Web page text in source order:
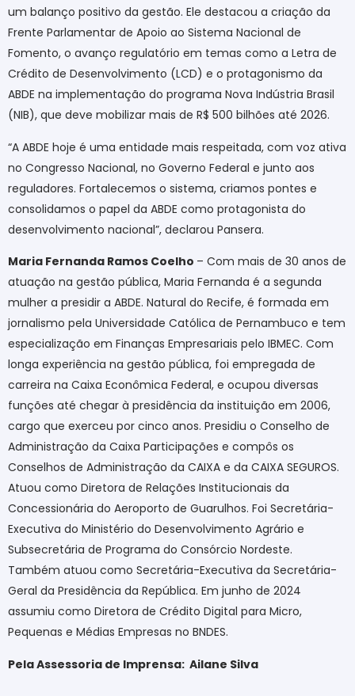
um balanço positivo da gestão. Ele destacou a criação da
Frente Parlamentar de Apoio ao Sistema Nacional de
Fomento, o avanço regulatório em temas como a Letra de
Crédito de Desenvolvimento (LCD) e o protagonismo da
ABDE na implementação do programa Nova Indústria Brasil
(NIB), que deve mobilizar mais de R$ 500 bilhões até 2026.
“A ABDE hoje é uma entidade mais respeitada, com voz ativa
no Congresso Nacional, no Governo Federal e junto aos
reguladores. Fortalecemos o sistema, criamos pontes e
consolidamos o papel da ABDE como protagonista do
desenvolvimento nacional”, declarou Pansera.
Maria Fernanda Ramos Coelho – Com mais de 30 anos de
atuação na gestão pública, Maria Fernanda é a segunda
mulher a presidir a ABDE. Natural do Recife, é formada em
jornalismo pela Universidade Católica de Pernambuco e tem
especialização em Finanças Empresariais pelo IBMEC. Com
longa experiência na gestão pública, foi empregada de
carreira na Caixa Econômica Federal, e ocupou diversas
funções até chegar à presidência da instituição em 2006,
cargo que exerceu por cinco anos. Presidiu o Conselho de
Administração da Caixa Participações e compôs os
Conselhos de Administração da CAIXA e da CAIXA SEGUROS.
Atuou como Diretora de Relações Institucionais da
Concessionária do Aeroporto de Guarulhos. Foi Secretária-
Executiva do Ministério do Desenvolvimento Agrário e
Subsecretária de Programa do Consórcio Nordeste.
Também atuou como Secretária-Executiva da Secretária-
Geral da Presidência da República. Em junho de 2024
assumiu como Diretora de Crédito Digital para Micro,
Pequenas e Médias Empresas no BNDES.
Pela Assessoria de Imprensa: Ailane Silva